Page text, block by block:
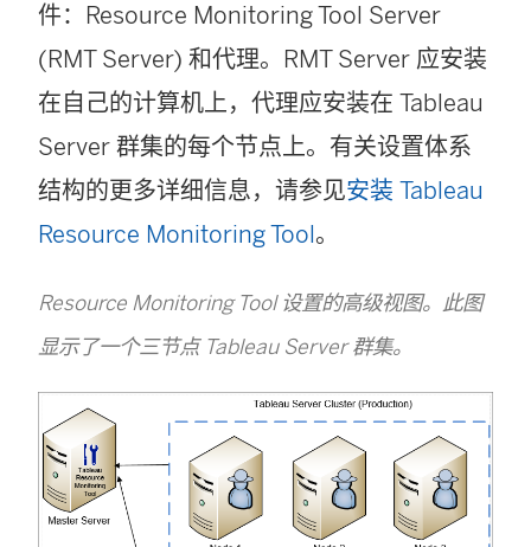
件： Resource Monitoring Tool Server
(RMT Server) 和代理。RMT Server 应安装
在自己的计算机上，代理应安装在 Tableau
Server 群集的每个节点上。有关设置体系
结构的更多详细信息，请参见安装 Tableau
Resource Monitoring Tool。
Resource Monitoring Tool设置的高级视图。此图
显示了一个三节点 Tableau Server 群集。